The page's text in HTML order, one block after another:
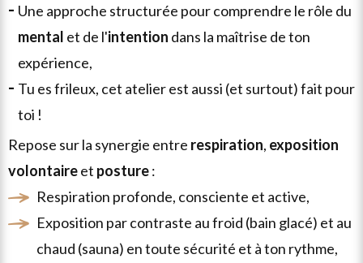
une approche structurée pour comprendre le rôle du
mental et de l'intention dans la maîtrise de ton
expérience,
tu es frileux, cet atelier est aussi (et surtout) fait pour
toi !
repose sur la synergie entre respiration, exposition
volontaireet posture:
respiration profonde, consciente et active,
exposition par contraste au froid (bain glacé) et au
chaud (sauna) en toute sécurité et à ton rythme,